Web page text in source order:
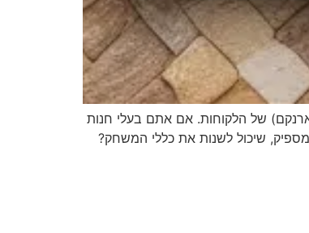
ארנקם) של הלקוחות. אם אתם בעלי חנות
שיכול לשנות את כללי המשחק?